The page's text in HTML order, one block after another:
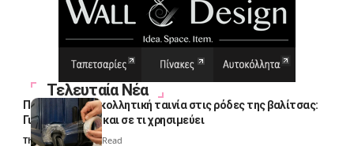
Τελευταία Νέα
Πολλοί βάζουν κολλητική ταινία στις ρόδες της βαλίτσας:
Γιατί το κάνουν και σε τι χρησιμεύει
Thali Ombre 4 Min Read